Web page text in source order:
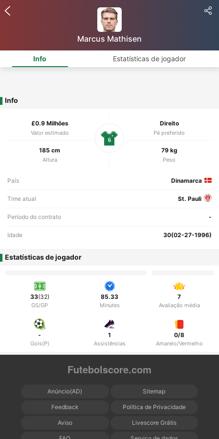
Marcus Mathisen
Info Estatísticas de jogador
Info
£0.9 Milhões
Valor estimado
Direito
Pé preferido
185 cm
Altura
79 kg
Peso
6
País Dinamarca
Time atual St. Pauli
Período do contrato -
Idade 30(02-27-1996)
Estatísticas de jogador
33(32)
GS/GP
85.33
Minutes
7
Avaliação média
-
Gols(P)
1
Assistências
0/8
Amarelo/Vermelho
Futebolscore.com
Anúncio(AD) Sitemap
Feedback Política de Privacidade
Aviso Livescore Grátis